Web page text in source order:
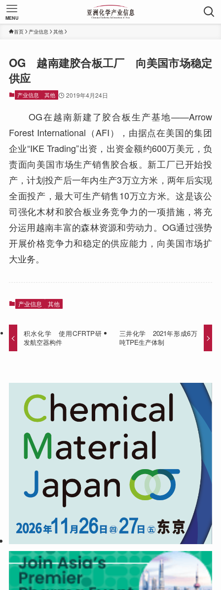
MENU
首页 产业信息 其他
OG 越南建胶合板工厂 向美国市场稳定
供应
产业信息 其他 2019年4月24日
OG在越南新建了胶合板生产基地——Arrow
Forest International（AFI），由据点在美国的集团
企业“IKE Trading”出资，出资金额约600万美元，负
责面向美国市场生产销售胶合板。新工厂已开始投
产，计划投产后一年内生产3万立方米，两年后实现
全面投产，最大可生产销售10万立方米。这是该公
司强化木材和胶合板业务竞争力的一项措施，将充
分运用越南丰富的森林资源和劳动力。OG通过强势
开展价格竞争力和稳定的供应能力，向美国市场扩
大业务。
产业信息 其他
积水化学 使用CFRTP研
发航空器构件
三井化学 2021年形成6万
吨TPE生产体制